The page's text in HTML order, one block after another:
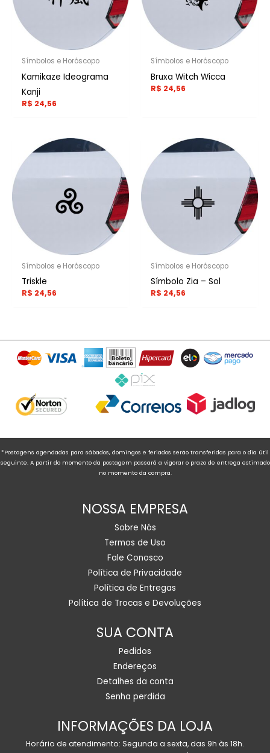
Símbolos e Horóscopo
Kamikaze Ideograma
Kanji
R$ 24,56
Símbolos e Horóscopo
Bruxa Witch Wicca
R$ 24,56
Símbolos e Horóscopo
Triskle
R$ 24,56
Símbolos e Horóscopo
Símbolo Zia – Sol
R$ 24,56
*Postagens agendadas para sábados, domingos e feriados serão transferidas para o dia útil
seguinte. A partir do momento da postagem passará a vigorar o prazo de entrega estimado
no momento da compra.
NOSSA EMPRESA
Sobre Nós
Termos de Uso
Fale Conosco
Política de Privacidade
Política de Entregas
Política de Trocas e Devoluções
SUA CONTA
Pedidos
Endereços
Detalhes da conta
Senha perdida
INFORMAÇÕES DA LOJA
Horário de atendimento: Segunda a sexta, das 9h às 18h.